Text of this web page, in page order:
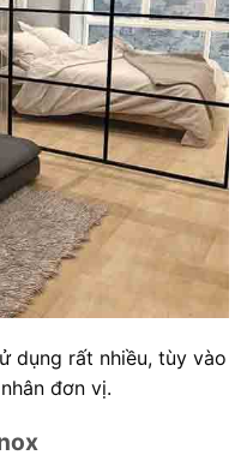
dụng rất nhiều, tùy vào
đơn vị.